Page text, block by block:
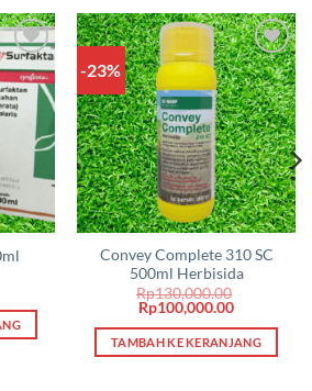
Add to
wishlist
-23%
Add to
wishlist
Convey Complete 310 SC
500ml Herbisida
Rp130,000.00
Harga
aslinya
adalah:
Rp130,000.00.
Rp100,000.00Harga
ini
adalah:
TAMBAH KE KERANJANG